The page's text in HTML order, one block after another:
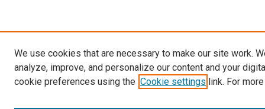
We use cookies that are necessary to make our site work.
analyze, improve, and personalize our content and your
cookie preferences using the Cookie settings link. For